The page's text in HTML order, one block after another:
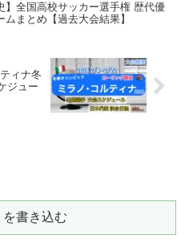
】全国高校サッカー選手権 歴代優
ムまとめ【過去大会結果】
ィナ冬
ジュー
を書き込む